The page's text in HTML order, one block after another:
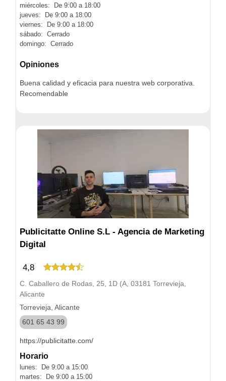
miércoles: De 9:00 a 18:00
jueves: De 9:00 a 18:00
viernes: De 9:00 a 18:00
sábado: Cerrado
domingo: Cerrado
Opiniones
Buena calidad y eficacia para nuestra web corporativa.
Recomendable
Publicitatte Online S.L - Agencia de Marketing
Digital
4,8
C. Caballero de Rodas, 25, 1D (A, 03181 Torrevieja,
Alicante
Torrevieja, Alicante
601 65 43 99
https://publicitatte.com/
Horario
lunes: De 9:00 a 15:00
martes: De 9:00 a 15:00